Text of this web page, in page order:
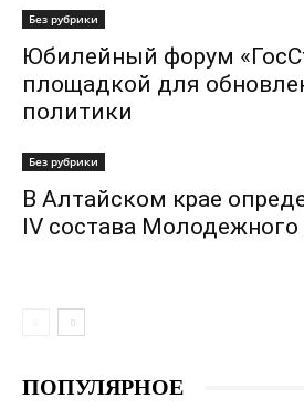
Без рубрики
Юбилейный форум
площадкой для
политики
Без рубрики
В Алтайском крае
IV состава Молодежного
ПОПУЛЯРНОЕ